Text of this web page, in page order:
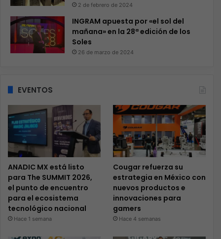
2 de febrero de 2024
INGRAM apuesta por «el sol del
mañana» en la 28ª edición de los
Soles
26 de marzo de 2024
EVENTOS
ANADIC MX está listo
para The SUMMIT 2026,
el punto de encuentro
para el ecosistema
tecnológico nacional
Hace 1 semana
Cougar refuerza su
estrategia en México con
nuevos productos e
innovaciones para
gamers
Hace 4 semanas